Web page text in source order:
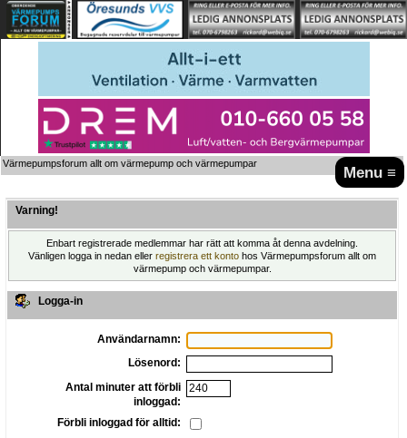
Menu ≡
Värmepumpsforum allt om värmepump och värmepumpar
Varning!
Enbart registrerade medlemmar har rätt att komma åt denna avdelning.
Vänligen logga in nedan eller registrera ett konto hos Värmepumpsforum allt om
värmepump och värmepumpar.
Logga-in
Användarnamn:
Lösenord:
Antal minuter att förbli
inloggad:
Förbli inloggad för alltid: